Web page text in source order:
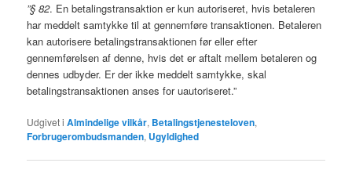
”§ 82. En betalingstransaktion er kun autoriseret, hvis betaleren
har meddelt samtykke til at gennemføre transaktionen. Betaleren
kan autorisere betalingstransaktionen før eller efter
gennemførelsen af denne, hvis det er aftalt mellem betaleren og
dennes udbyder. Er der ikke meddelt samtykke, skal
betalingstransaktionen anses for uautoriseret.”
Udgivet i Almindelige vilkår, Betalingstjenesteloven,
Forbrugerombudsmanden, Ugyldighed